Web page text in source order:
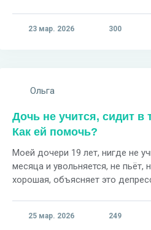
23 мар. 2026 300
Ольга
Дочь не учится, сидит в
Как ей помочь?
Моей дочери 19 лет, нигде не
месяца и увольняется, не пьёт,
хорошая, объясняет это
25 мар. 2026 249